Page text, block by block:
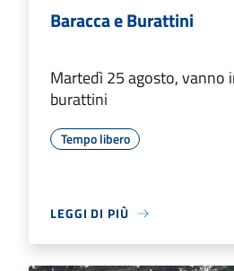
Baracca e Burattini
Martedì 25 agosto, vanno
burattini
Tempo libero
LEGGI DI PIÙ